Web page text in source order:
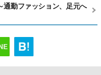
勤ファッション、足元へ